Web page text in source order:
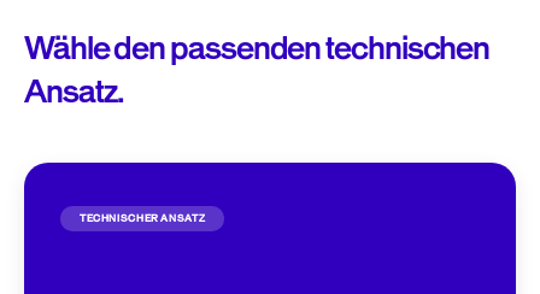
Wähle den passenden technischen
Ansatz.
TECHNISCHER ANSATZ